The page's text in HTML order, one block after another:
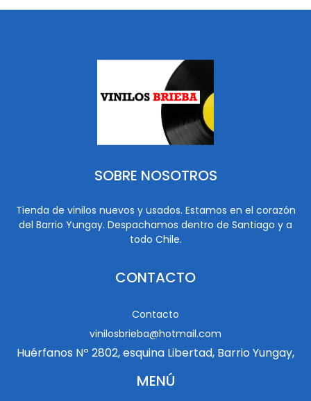
SOBRE NOSOTROS
Tienda de vinilos nuevos y usados. Estamos en el corazón
del Barrio Yungay. Despachamos dentro de Santiago y a
todo Chile.
CONTACTO
Contacto
vinilosbrieba@hotmail.com
Huérfanos Nº 2802, esquina Libertad, Barrio Yungay,
MENÚ